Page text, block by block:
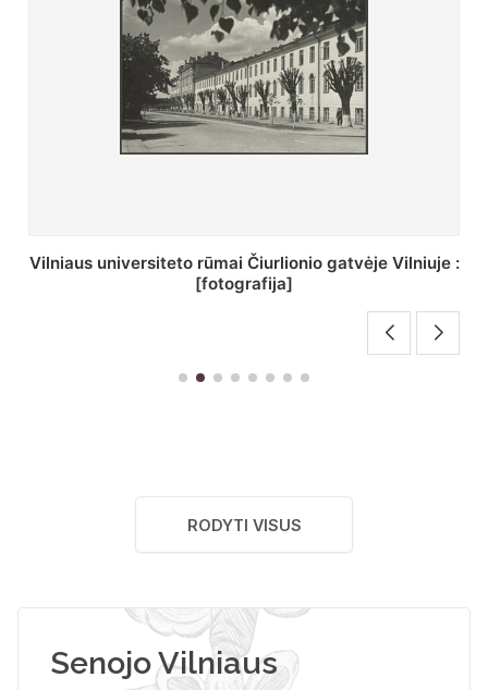
St. Batoro universiteto J. Pilsudskio kolegija :
[fotografija]
RODYTI VISUS
Senojo Vilniaus